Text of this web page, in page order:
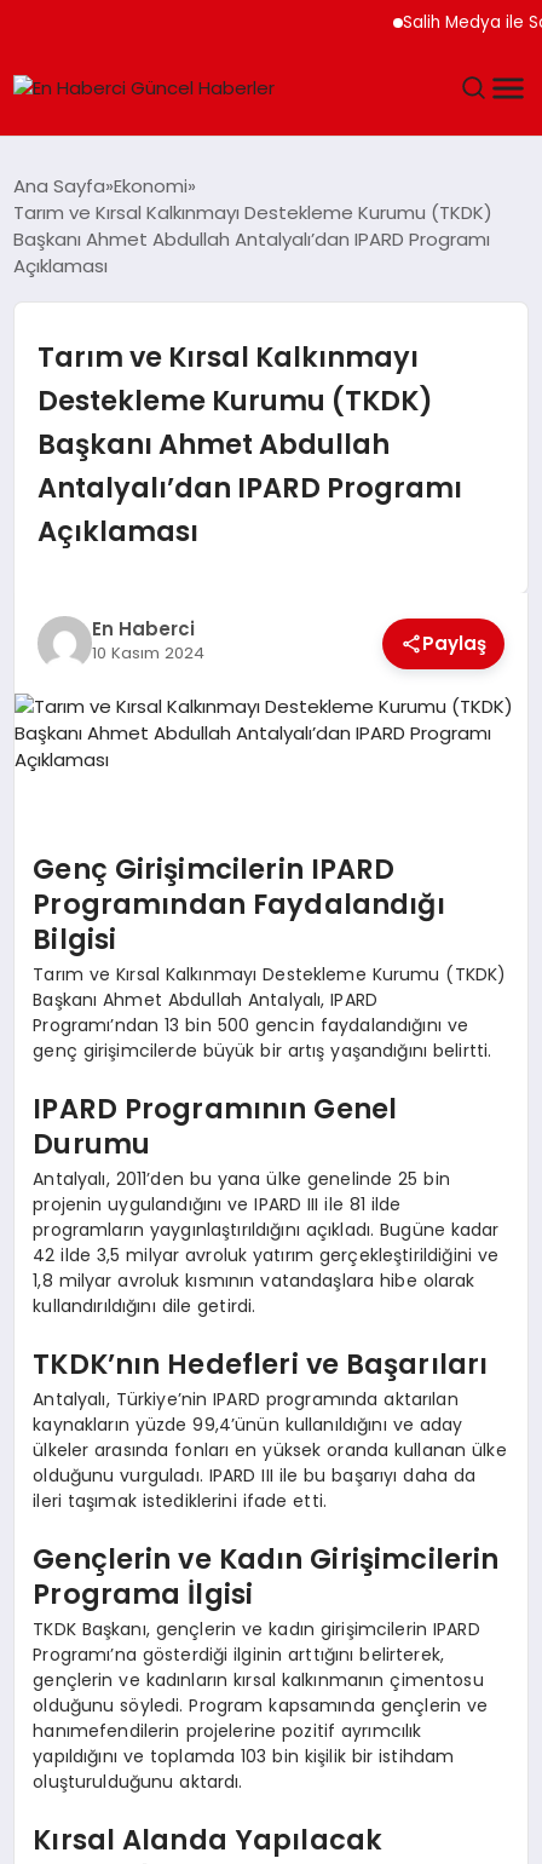
Salih Medya ile
SPOR
TEKNOLOJI
MAGAZIN
DÜNYA
EKONOMI
SIYASET
Ana Sayfa Ekonomi
Tarım ve Kırsal Kalkınmayı Destekleme Kurumu (TKDK)
Başkanı Ahmet Abdullah Antalyalı’dan IPARD Programı
Açıklaması
Tarım ve Kırsal Kalkınmayı
Destekleme Kurumu (TKDK)
Başkanı Ahmet Abdullah
Antalyalı’dan IPARD Programı
Açıklaması
En Haberci
10 Kasım 2024 Paylaş
Genç Girişimcilerin IPARD
Programından Faydalandığı
Bilgisi
Tarım ve Kırsal Kalkınmayı Destekleme Kurumu (TKDK)
Başkanı Ahmet Abdullah Antalyalı, IPARD
Programı’ndan 13 bin 500 gencin faydalandığını ve
genç girişimcilerde büyük bir artış yaşandığını belirtti.
IPARD Programının Genel
Durumu
Antalyalı, 2011’den bu yana ülke genelinde 25 bin
projenin uygulandığını ve IPARD III ile 81 ilde
programların yaygınlaştırıldığını açıkladı. Bugüne kadar
42 ilde 3,5 milyar avroluk yatırım gerçekleştirildiğini ve
1,8 milyar avroluk kısmının vatandaşlara hibe olarak
kullandırıldığını dile getirdi.
TKDK’nın Hedefleri ve Başarıları
Antalyalı, Türkiye’nin IPARD programında aktarılan
kaynakların yüzde 99,4’ünün kullanıldığını ve aday
ülkeler arasında fonları en yüksek oranda kullanan ülke
olduğunu vurguladı. IPARD III ile bu başarıyı daha da
ileri taşımak istediklerini ifade etti.
Gençlerin ve Kadın Girişimcilerin
Programa İlgisi
TKDK Başkanı, gençlerin ve kadın girişimcilerin IPARD
Programı’na gösterdiği ilginin arttığını belirterek,
gençlerin ve kadınların kırsal kalkınmanın çimentosu
olduğunu söyledi. Program kapsamında gençlerin ve
hanımefendilerin projelerine pozitif ayrımcılık
yapıldığını ve toplamda 103 bin kişilik bir istihdam
oluşturulduğunu aktardı.
Kırsal Alanda Yapılacak